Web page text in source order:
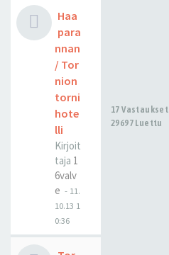
Haa
para
nnan
/ Tor
nion
torni
hote
lli
Kirjoit
taja 1
6valv
e - 11.
10.13 1
0:36
17 Vastaukset
29697 Luettu